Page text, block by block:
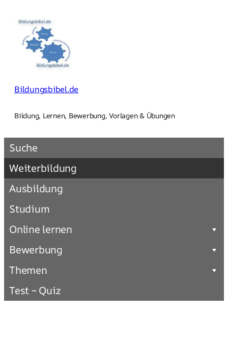
Inhalt
springen
Bildungsbibel.de
Bildung, Lernen, Bewerbung, Vorlagen & Übungen
Suche
Weiterbildung
Ausbildung
Studium
Online lernen
Bewerbung
Themen
Test – Quiz